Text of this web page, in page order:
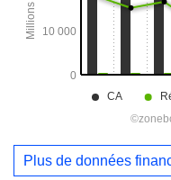
Plus de données